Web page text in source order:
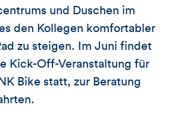
und Duschen im
den Kollegen komfortabler
zu steigen. Im Juni findet
Kick-Off-Veranstaltung für
Bike statt, zur Beratung